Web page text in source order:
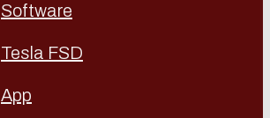
Software
Tesla FSD
App